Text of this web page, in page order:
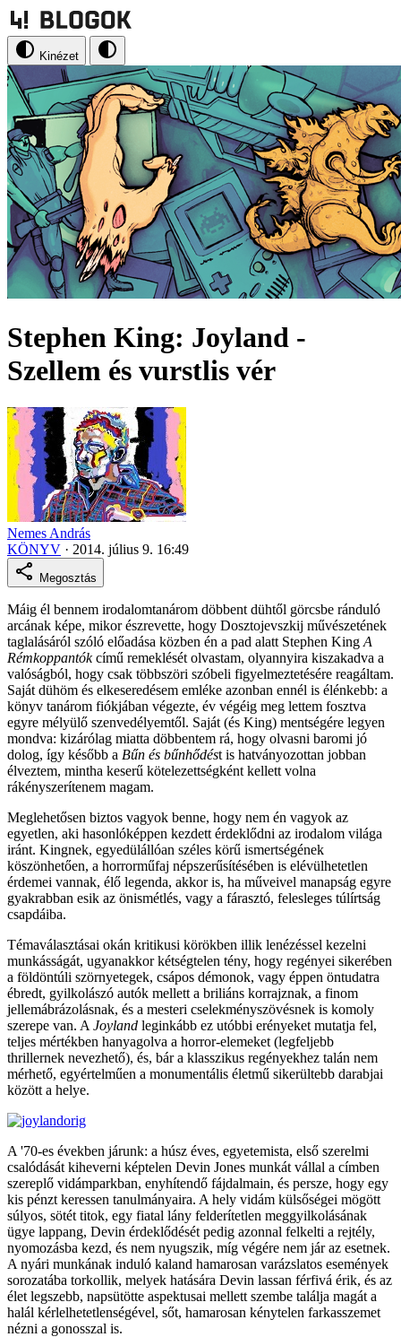
Kinézet
Stephen King: Joyland -
Szellem és vurstlis vér
Nemes András
KÖNYV · 2014. július 9. 16:49
Megosztás
Máig él bennem irodalomtanárom döbbent dühtől görcsbe ránduló
arcának képe, mikor észrevette, hogy Dosztojevszkij művészetének
taglalásáról szóló előadása közben én a pad alatt Stephen King A
Rémkoppantókcímű remeklését olvastam, olyannyira kiszakadva a
valóságból, hogy csak többszöri szóbeli figyelmeztetésére reagáltam.
Saját dühöm és elkeseredésem emléke azonban ennél is élénkebb: a
könyv tanárom fiókjában végezte, év végéig meg lettem fosztva
egyre mélyülő szenvedélyemtől. Saját (és King) mentségére legyen
mondva: kizárólag miatta döbbentem rá, hogy olvasni baromi jó
dolog, így később a Bűn és bűnhődést is hatványozottan jobban
élveztem, mintha keserű kötelezettségként kellett volna
rákényszerítenem magam.
Meglehetősen biztos vagyok benne, hogy nem én vagyok az
egyetlen, aki hasonlóképpen kezdett érdeklődni az irodalom világa
iránt. Kingnek, egyedülállóan széles körű ismertségének
köszönhetően, a horrorműfaj népszerűsítésében is elévülhetetlen
érdemei vannak, élő legenda, akkor is, ha műveivel manapság egyre
gyakrabban esik az önismétlés, vagy a fárasztó, felesleges túlírtság
csapdáiba.
Témaválasztásai okán kritikusi körökben illik lenézéssel kezelni
munkásságát, ugyanakkor kétségtelen tény, hogy regényei sikerében
a földöntúli szörnyetegek, csápos démonok, vagy éppen öntudatra
ébredt, gyilkolászó autók mellett a briliáns korrajznak, a finom
jellemábrázolásnak, és a mesteri cselekményszövésnek is komoly
szerepe van. A Joyland leginkább ez utóbbi erényeket mutatja fel,
teljes mértékben hanyagolva a horror-elemeket (legfeljebb
thrillernek nevezhető), és, bár a klasszikus regényekhez talán nem
mérhető, egyértelműen a monumentális életmű sikerültebb darabjai
között a helye.
A '70-es években járunk: a húsz éves, egyetemista, első szerelmi
csalódását kiheverni képtelen Devin Jones munkát vállal a címben
szereplő vidámparkban, enyhítendő fájdalmain, és persze, hogy egy
kis pénzt keressen tanulmányaira. A hely vidám külsőségei mögött
súlyos, sötét titok, egy fiatal lány felderítetlen meggyilkolásának
ügye lappang, Devin érdeklődését pedig azonnal felkelti a rejtély,
nyomozásba kezd, és nem nyugszik, míg végére nem jár az esetnek.
A nyári munkának induló kaland hamarosan varázslatos események
sorozatába torkollik, melyek hatására Devin lassan férfivá érik, és az
élet legszebb, napsütötte aspektusai mellett szembe találja magát a
halál kérlelhetetlenségével, sőt, hamarosan kénytelen farkasszemet
nézni a gonosszal is.